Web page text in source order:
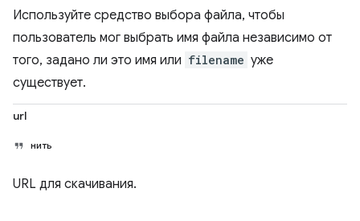
Используйте средство выбора файла, чтобы
пользователь мог выбрать имя файла независимо от
того, задано ли это имя или filename уже
существует.
url
нить
URL для скачивания.